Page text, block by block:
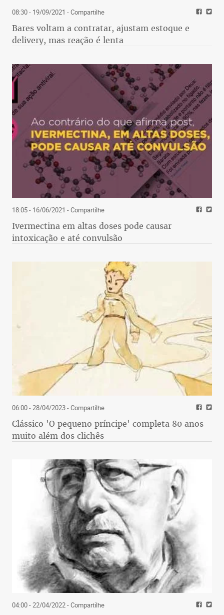
08:30 - 19/09/2021 - Compartilhe
Bares voltam a contratar, ajustam estoque e
delivery, mas reação é lenta
18:05 - 16/06/2021 - Compartilhe
Ivermectina em altas doses pode causar
intoxicação e até convulsão
06:00 - 28/04/2023- Compartilhe
Clássico 'O pequeno príncipe' completa 80 anos
muito além dos clichês
04:00 - 22/04/2022- Compartilhe